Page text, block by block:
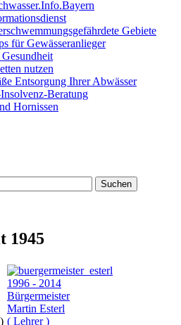
Gebiete
für Gewässeranlieger
nutzen
Entsorgung Ihrer Abwässer
Beratung
Hornissen
1945
1996 - 2014
Bürgermeister
Martin Esterl
( Lehrer )